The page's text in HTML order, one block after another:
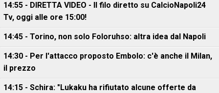
14:55 - DIRETTA VIDEO - Il filo diretto su CalcioNapoli24
Tv, oggi alle ore 15:00!
14:45 - Torino, non solo Foloruhso: altra idea dal Napoli
14:30 - Per l'attacco proposto Embolo: c'è anche il Milan,
il prezzo
14:15 - Schira: "Lukaku ha rifiutato alcune offerte da